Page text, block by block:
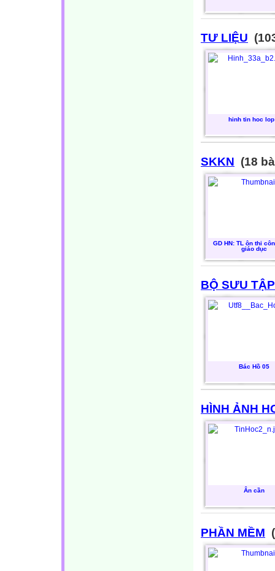
TƯ LIỆU
hinh tin hoc
SKKN (18
GD HN: TL ôn thi
giáo dục
BỘ SƯU
Bác Hồ 05
HÌNH ẢNH
Ân cần
PHẦN MỀM